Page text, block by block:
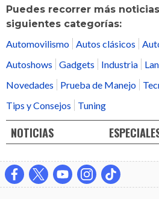
Puedes recorrer más
siguientes categorías:
Automovilismo Autos clásicos
Autoshows
Gadgets Industria
Novedades
Prueba de Manejo
Tips y Consejos
Tuning
NOTICIAS